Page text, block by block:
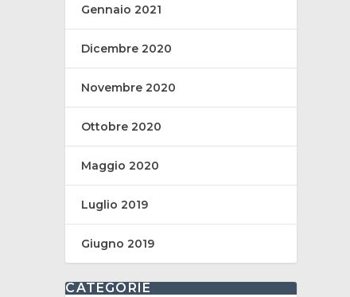
Gennaio 2021
Dicembre 2020
Novembre 2020
Ottobre 2020
Maggio 2020
Luglio 2019
Giugno 2019
CATEGORIE